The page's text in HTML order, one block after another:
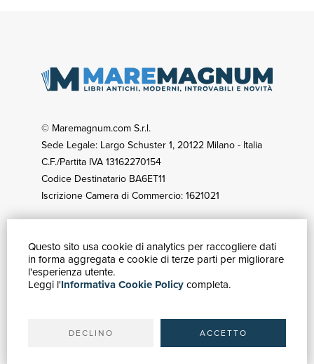
Questo sito usa cookie di analytics per raccogliere dati
in forma aggregata e cookie di terze parti per migliorare
l'esperienza utente.
Leggi l'Informativa Cookie Policycompleta.
DECLINO ACCETTO
© Maremagnum.com S.r.l.
Sede Legale: Largo Schuster 1, 20122 Milano - Italia
C.F./Partita IVA 13162270154
Codice Destinatario BA6ET11
Iscrizione Camera di Commercio: 1621021
GUIDA ACQUISTI
Catalogo
Ricerca avanzata
Spedizioni